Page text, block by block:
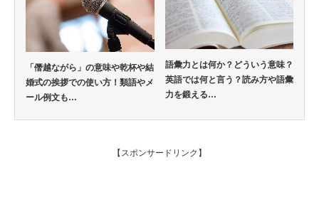
「僭越ながら」の意味や乾杯や結
婚式の挨拶での使い方！類語やメ
ール例文も…
語彙力とは何か？どういう意味？
英語では何と言う？読み方や語彙
力を鍛える…
【スポンサードリンク】